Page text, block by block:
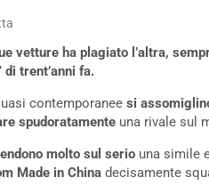
vetture ha plagiato l’altra,
trent’anni fa.
contemporanee si
spudoratamente una rivale sul
molto sul serio una simile
Made in China decisamente